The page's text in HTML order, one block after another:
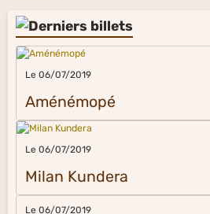
Le 06/07/2019
Aménémopé
Le 06/07/2019
Milan Kundera
Le 06/07/2019